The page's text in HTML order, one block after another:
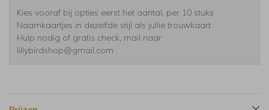
Kies vooraf bij opties eerst het aantal, per 10 stuks
Naamkaartjes in dezelfde stijl als jullie trouwkaart
Hulp nodig of gratis check, mail naar
lillybirdshop@gmail.com